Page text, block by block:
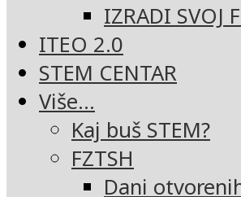
IZRADI SVOJ
ITEO 2.0
STEM CENTAR
Više…
Kaj buš STEM?
FZTSH
Dani